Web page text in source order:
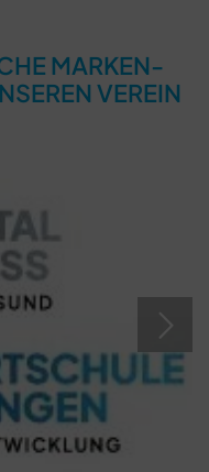
MARKEN-
VEREIN